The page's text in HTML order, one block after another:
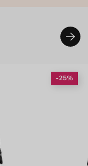
-25%